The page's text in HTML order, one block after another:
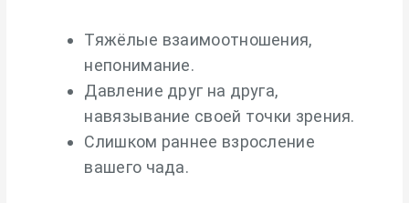
Тяжёлые взаимоотношения,
непонимание.
Давление друг на друга,
навязывание своей точки зрения.
Слишком раннее взросление
вашего чада.